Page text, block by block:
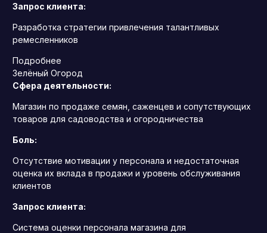
Запрос клиента:
Разработка стратегии привлечения талантливых
ремесленников
Подробнее
Зелёный Огород
Сфера деятельности:
Магазин по продаже семян, саженцев и сопутствующих
товаров для садоводства и огородничества
Боль:
Отсутствие мотивации у персонала и недостаточная
оценка их вклада в продажи и уровень обслуживания
клиентов
Запрос клиента:
Система оценки персонала магазина для